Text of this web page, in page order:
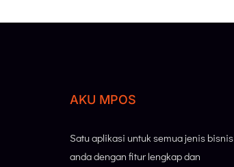
AKU MPOS
Satu aplikasi untuk semua jenis bisnis
anda dengan fitur lengkap dan